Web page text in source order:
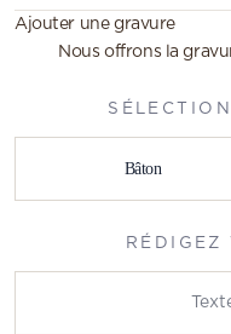
Ajouter une gravure
Nous offrons la
Bâton
RÉDIGEZ